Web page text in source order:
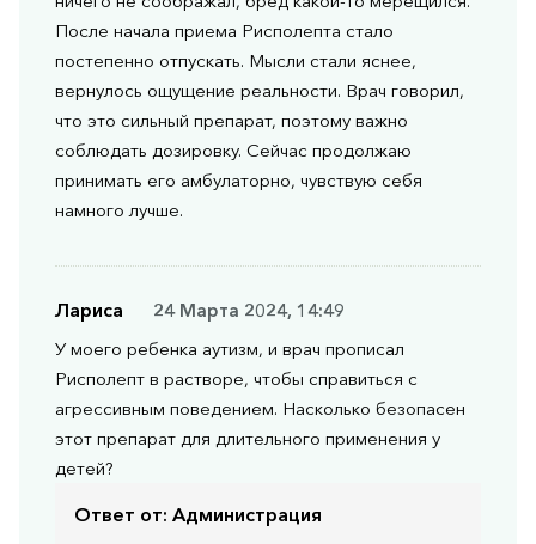
После начала приема Рисполепта стало
постепенно отпускать. Мысли стали яснее,
вернулось ощущение реальности. Врач говорил,
что это сильный препарат, поэтому важно
соблюдать дозировку. Сейчас продолжаю
принимать его амбулаторно, чувствую себя
намного лучше.
Лариса
24 Марта 2024, 14:49
У моего ребенка аутизм, и врач прописал
Рисполепт в растворе, чтобы справиться с
агрессивным поведением. Насколько безопасен
этот препарат для длительного применения у
детей?
Ответ от: Администрация